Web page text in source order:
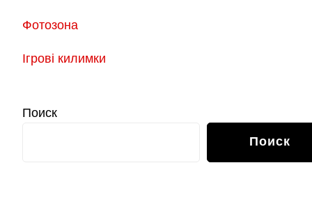
Фотозона
Ігрові килимки
Поиск
Поиск